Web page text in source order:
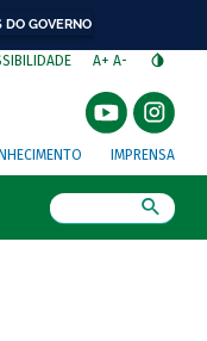
DO GOVERNO
A+ A-
IMPRENSA